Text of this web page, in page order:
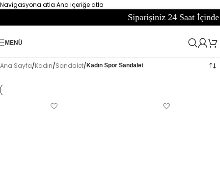
Navigasyona atla Ana içeriğe atla
Siparişiniz 24 Saat İçinde
MENÜ
Ana Sayfa/Kadın/Sandalet/Kadın Spor Sandalet